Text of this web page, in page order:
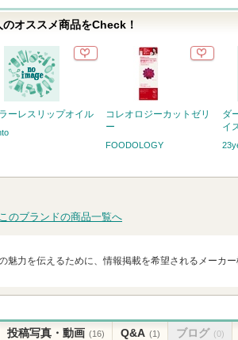
オススメ商品をCheck！
ーレスリップオイル
コレオロジーカットゼリ
ー
FOODOLOGY
ダ
イ
このブランドの商品一覧へ
魅力を伝えるために、情報掲載を希望されるメーカ
投稿写真・動画 (16) Q&A (1) ブログ (0)